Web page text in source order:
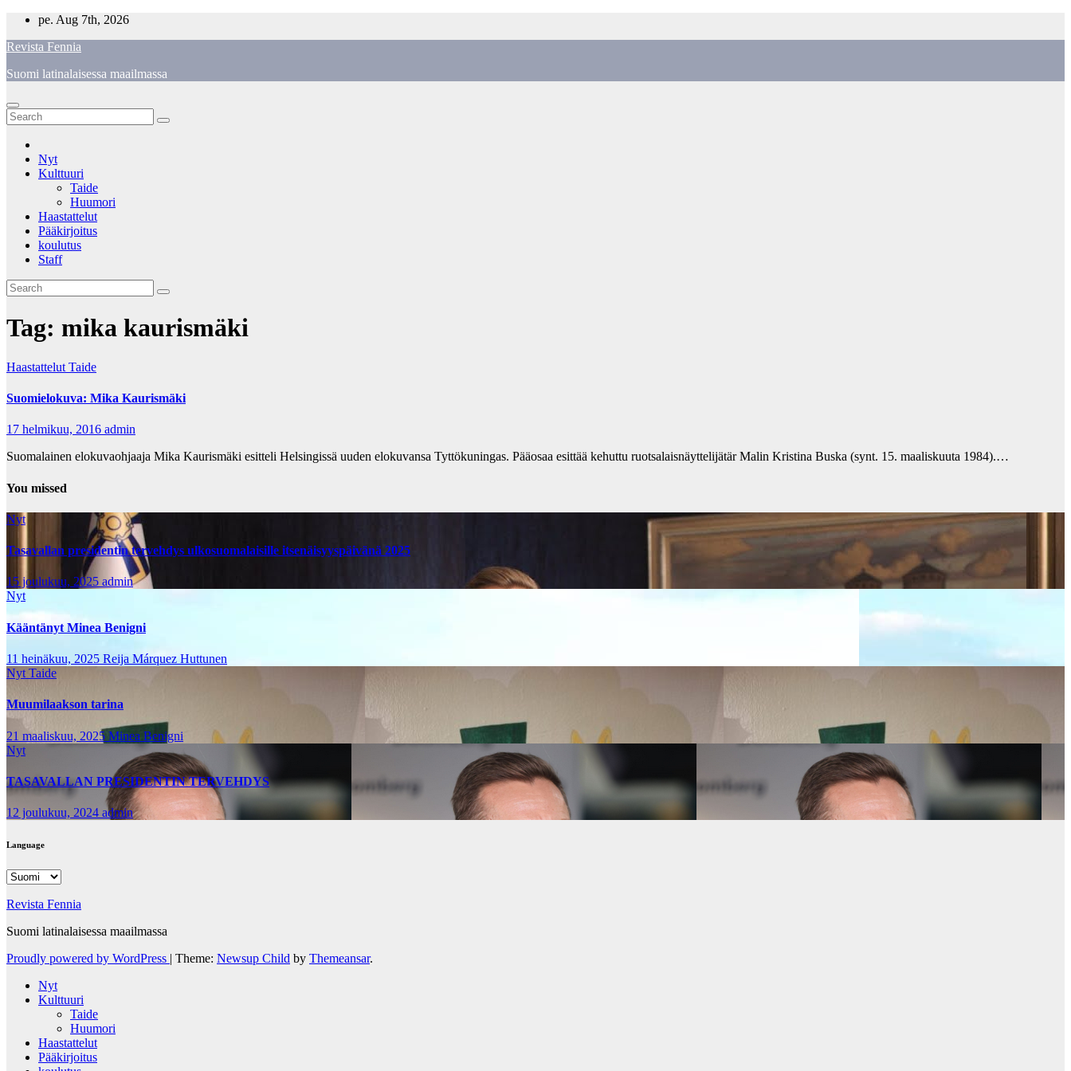
Skip
content
pe. Aug 7th, 2026
Revista Fennia
Suomi latinalaisessa maailmassa
Nyt
Kulttuuri
Taide
Huumori
Haastattelut
Pääkirjoitus
koulutus
Staff
Tag: mika kaurismäki
Haastattelut Taide
Suomielokuva: Mika Kaurismäki
17 helmikuu, 2016 admin
Suomalainen elokuvaohjaaja Mika Kaurismäki esitteli Helsingissä uuden elokuvansa Tyttökuningas. Pääosaa esittää kehuttu ruotsalaisnäyttelijätär Malin Kristina Buska (synt. 15. maaliskuuta 1984).…
You missed
Nyt
Tasavallan presidentin tervehdys ulkosuomalaisille itsenäisyyspäivänä 2025
15 joulukuu, 2025 admin
Nyt
Kääntänyt Minea Benigni
11 heinäkuu, 2025 Reija Márquez Huttunen
Nyt Taide
Muumilaakson tarina
21 maaliskuu, 2025 Minea Benigni
Nyt
TASAVALLAN PRESIDENTIN TERVEHDYS
12 joulukuu, 2024 admin
Language
Language
Revista Fennia
Suomi latinalaisessa maailmassa
Proudly powered by WordPress | Theme: Newsup Child by Themeansar.
Nyt
Kulttuuri
Taide
Huumori
Haastattelut
Pääkirjoitus